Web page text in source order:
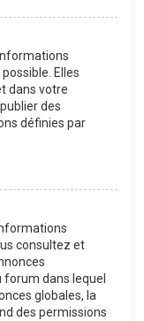
Elles
dans votre
des
définies par
consultez et
dans lequel
globales, la
des permissions